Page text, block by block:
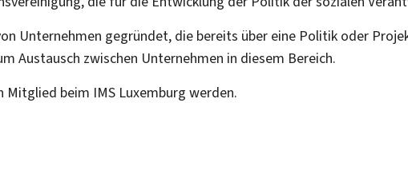
Unternehmen gegründet, die bereits über eine Politik oder
Austausch zwischen Unternehmen in diesem Bereich.
beim IMS Luxemburg werden.